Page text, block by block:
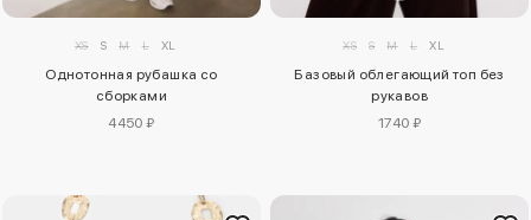
XS S M L XL
Однотонная рубашка со
сборками
4450 ₽
XS S M L XL
Базовый облегающий топ без
рукавов
1740 ₽